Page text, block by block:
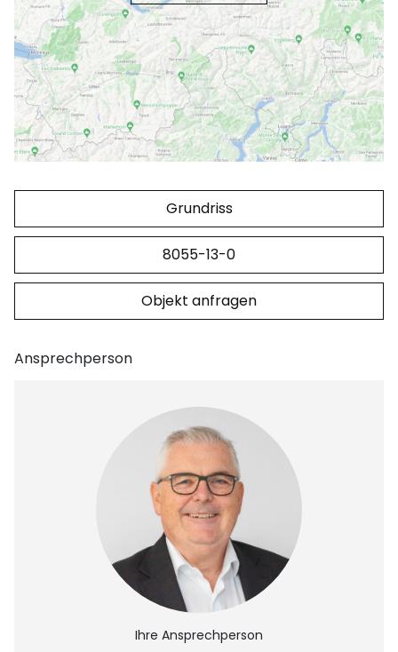
Grundriss
8055-13-0
Objekt anfragen
Ansprechperson
Ihre Ansprechperson